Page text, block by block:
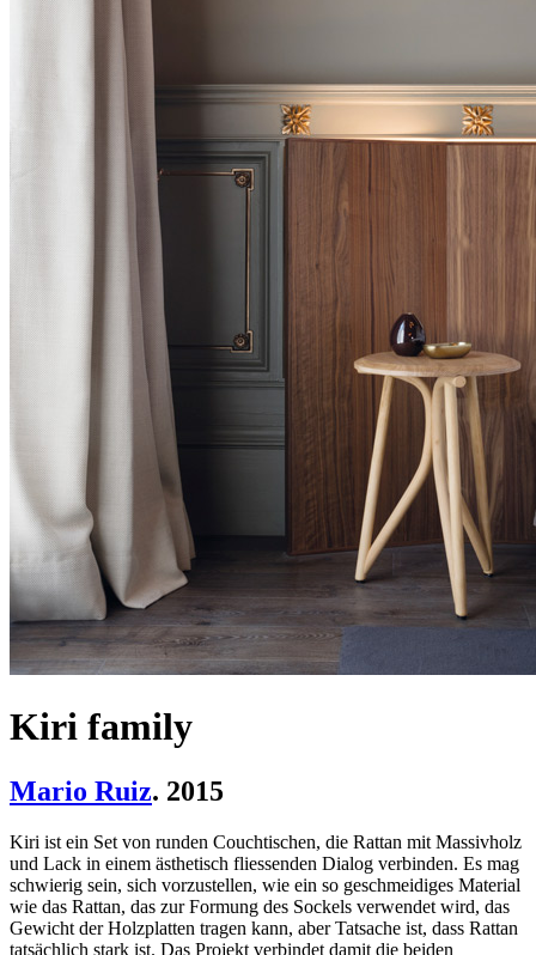
Kiri family
Mario Ruiz. 2015
Kiri ist ein Set von runden Couchtischen, die Rattan mit Massivholz
und Lack in einem ästhetisch fliessenden Dialog verbinden. Es mag
schwierig sein, sich vorzustellen, wie ein so geschmeidiges Material
wie das Rattan, das zur Formung des Sockels verwendet wird, das
Gewicht der Holzplatten tragen kann, aber Tatsache ist, dass Rattan
tatsächlich stark ist. Das Projekt verbindet damit die beiden